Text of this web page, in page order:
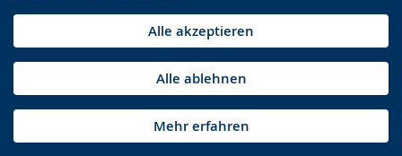
Alle akzeptieren
Alle ablehnen
Mehr erfahren